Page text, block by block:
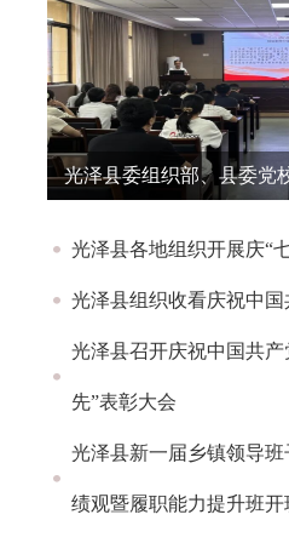
光泽县委组织部、县委党
光泽县各地组织开展庆“
光泽县组织收看庆祝中
光泽县召开庆祝中国共产
先”表彰大会
光泽县新一届乡镇领导
绩观暨履职能力提升班开